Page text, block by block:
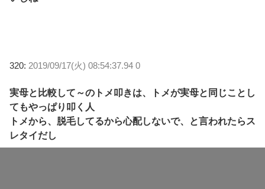
320: 2019/09/17(火) 08:54:37.94 0
実母と比較して～のトメ叩きは、トメが実母と同じことし
てもやっぱり叩く人
トメから、脱毛してるから心配しないで、と言われたらス
レタイだし